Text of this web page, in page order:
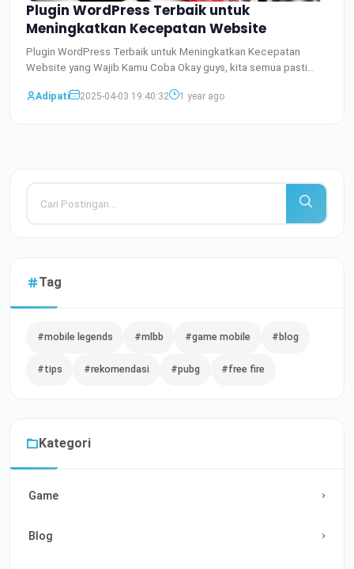
Plugin WordPress Terbaik untuk
Meningkatkan Kecepatan Website
Plugin WordPress Terbaik untuk Meningkatkan Kecepatan
Website yang Wajib Kamu Coba Okay guys, kita semua pasti
Adipati
2025-04-03 19:40:32 1 year ago
Tag
#mobile legends #mlbb #game mobile #blog
#tips #rekomendasi #pubg #free fire
Kategori
Game
Blog